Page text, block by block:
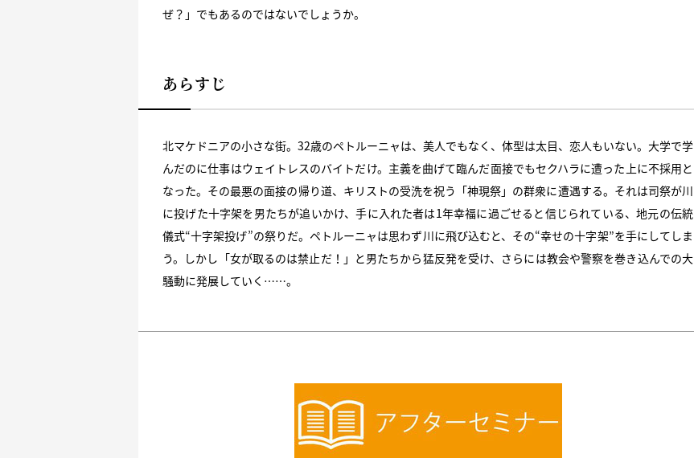
ぜ？」でもあるのではないでしょうか。
あらすじ
北マケドニアの小さな街。32歳のペトルーニャは、美人でもなく、体型は太目、恋人もいない。大学で学
んだのに仕事はウェイトレスのバイトだけ。主義を曲げて臨んだ面接でもセクハラに遭った上に不採用と
なった。その最悪の面接の帰り道、キリストの受洗を祝う「神現祭」の群衆に遭遇する。それは司祭が川
に投げた十字架を男たちが追いかけ、手に入れた者は1年幸福に過ごせると信じられている、地元の伝統
儀式“十字架投げ”の祭りだ。ペトルーニャは思わず川に飛び込むと、その“幸せの十字架”を手にしてしま
う。しかし「女が取るのは禁止だ！」と男たちから猛反発を受け、さらには教会や警察を巻き込んでの大
騒動に発展していく……。